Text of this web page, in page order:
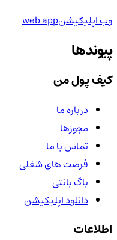
وب اپلیکیشنweb app
پیوندها
کیف پول من
درباره ما
مجوزها
تماس با ما
فرصت های شغلی
باگ بانتی
دانلود اپلیکیشن
اطلاعات